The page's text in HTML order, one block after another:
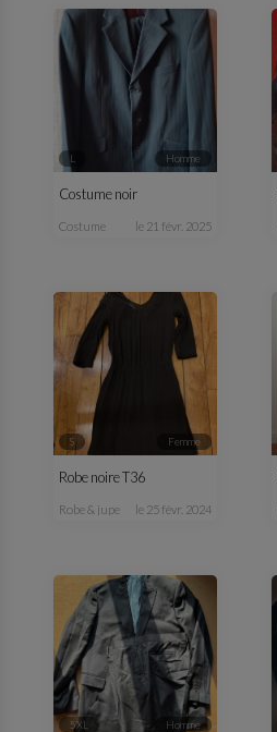
L homme
Costume noir
costume le 21 févr. 2025
S femme
Robe noire T36
robe & jupe le 25 févr. 2024
5XL homme